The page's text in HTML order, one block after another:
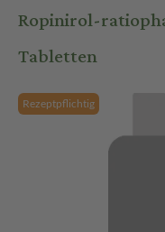
Ropinirol-
Tabletten
Rezeptpflichtig